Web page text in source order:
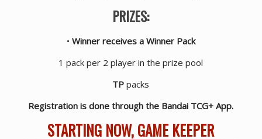
PRIZES:
• Winner receives a Winner Pack
1 pack per 2 player in the prize pool
TP packs
Registration is done through the Bandai TCG+ App.
STARTING NOW, GAME KEEPER